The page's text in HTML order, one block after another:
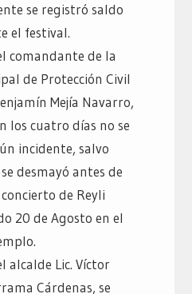
se registró saldo
el festival.
comandante de la
de Protección Civil
Mejía Navarro,
los cuatro días no se
incidente, salvo
desmayó antes de
de Reyli
20 de Agosto en el
alcalde Lic. Víctor
Cárdenas, se